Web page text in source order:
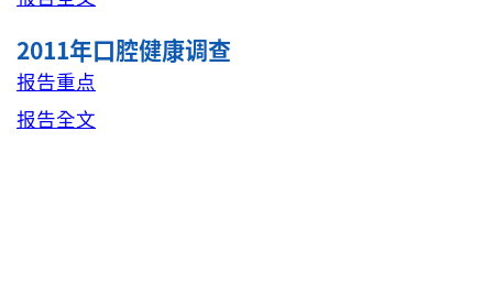
2011年口腔健康调查
报告重点
报告全文